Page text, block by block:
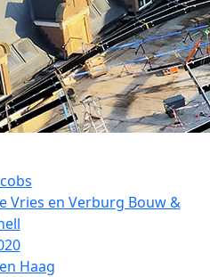
Vries en Verburg Bouw &
Haag